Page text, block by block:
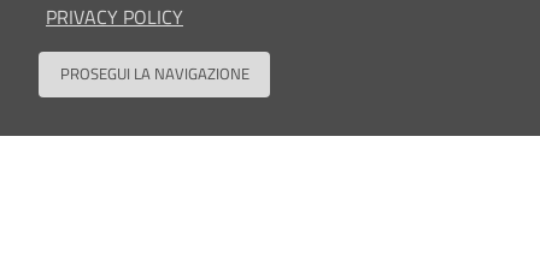
PRIVACY POLICY
PROSEGUI LA NAVIGAZIONE